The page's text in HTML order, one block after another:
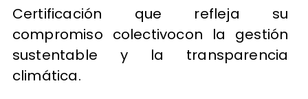
Certificación que refleja su
compromiso colectivocon la gestión
sustentable y la transparencia
climática.